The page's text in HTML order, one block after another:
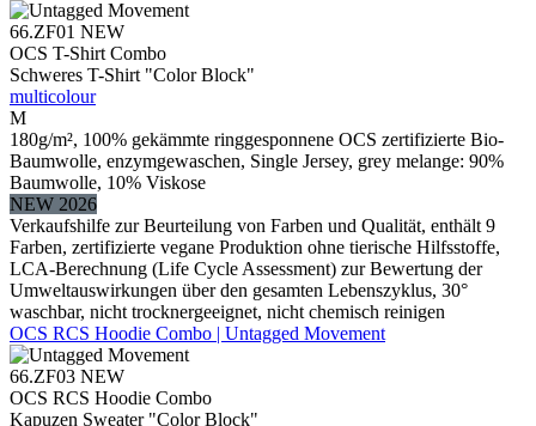
66.ZF01 NEW
OCS T-Shirt Combo
Schweres T-Shirt "Color Block"
multicolour
M
180g/m², 100% gekämmte ringgesponnene OCS zertifizierte Bio-
Baumwolle, enzymgewaschen, Single Jersey, grey melange: 90%
Baumwolle, 10% Viskose
NEW 2026
Verkaufshilfe zur Beurteilung von Farben und Qualität, enthält 9
Farben, zertifizierte vegane Produktion ohne tierische Hilfsstoffe,
LCA-Berechnung (Life Cycle Assessment) zur Bewertung der
Umweltauswirkungen über den gesamten Lebenszyklus, 30°
waschbar, nicht trocknergeeignet, nicht chemisch reinigen
OCS RCS Hoodie Combo | Untagged Movement
66.ZF03 NEW
OCS RCS Hoodie Combo
Kapuzen Sweater "Color Block"